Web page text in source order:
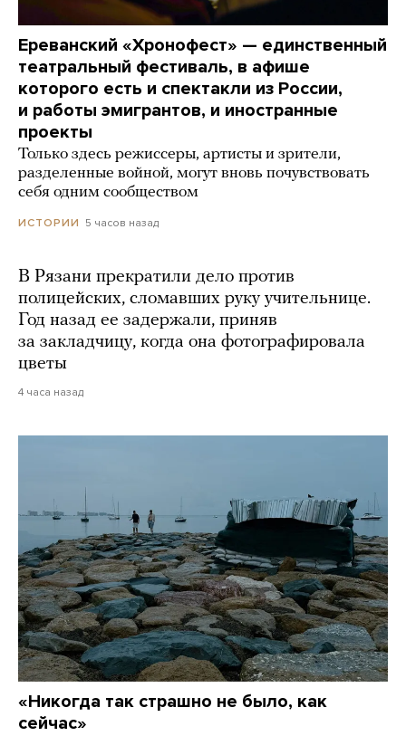
Ереванский «Хронофест» — единственный
театральный фестиваль, в афише
которого есть и спектакли из России,
и работы эмигрантов, и иностранные
проекты
Только здесь режиссеры, артисты и зрители,
разделенные войной, могут вновь почувствовать
себя одним сообществом
ИСТОРИИ 5 часов назад
В Рязани прекратили дело против
полицейских, сломавших руку учительнице.
Год назад ее задержали, приняв
за закладчицу, когда она фотографировала
цветы
4 часа назад
«Никогда так страшно не было, как
сейчас»